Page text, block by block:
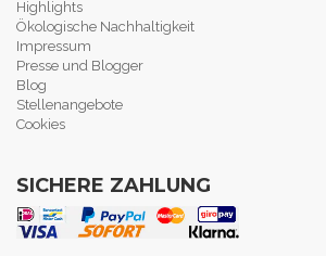
Highlights
Ökologische Nachhaltigkeit
Impressum
Presse und Blogger
Blog
Stellenangebote
Cookies
SICHERE ZAHLUNG